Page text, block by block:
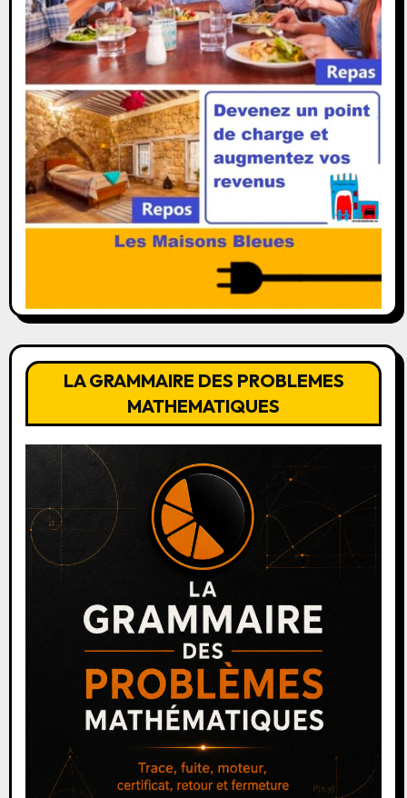
LA GRAMMAIRE DES PROBLEMES
MATHEMATIQUES